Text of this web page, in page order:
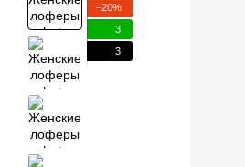
−20%
3
3